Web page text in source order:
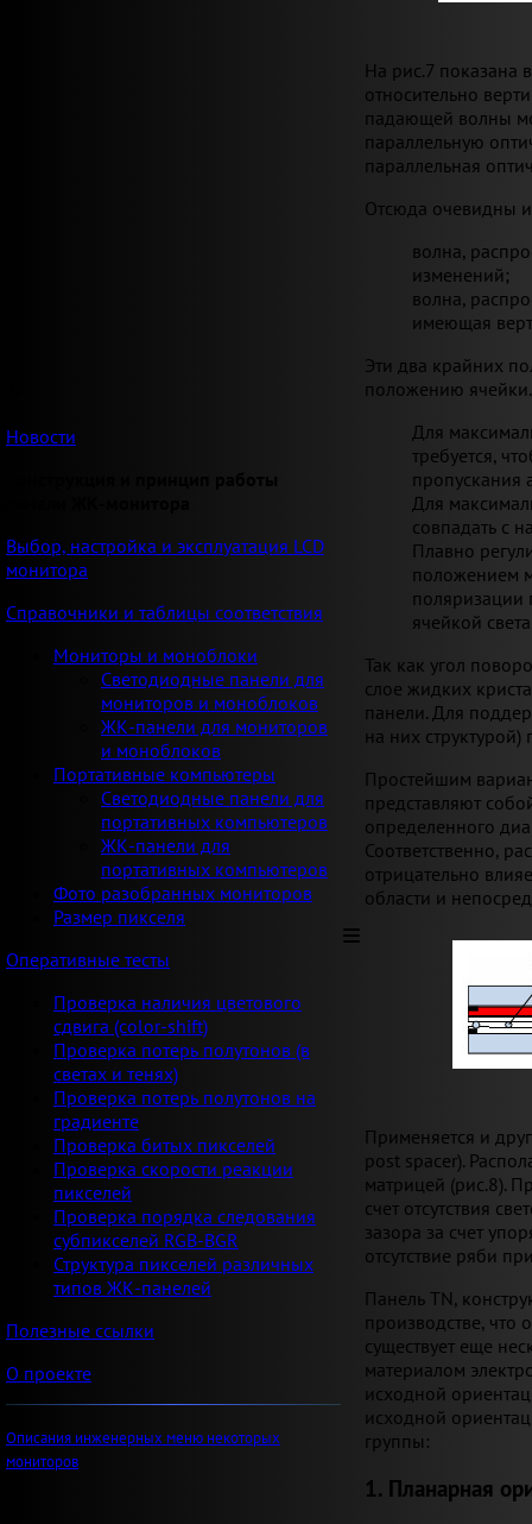
Новости
Выбор, настройка и эксплуатация LCD
монитора
Справочники и таблицы соответствия
Мониторы и моноблоки
Светодиодные панели для
мониторов и моноблоков
ЖК-панели для мониторов
и моноблоков
Портативные компьютеры
Светодиодные панели для
портативных компьютеров
ЖК-панели для
портативных компьютеров
Фото разобранных мониторов
Размер пикселя
Оперативные тесты
Проверка наличия цветового
сдвига (color-shift)
Проверка потерь полутонов (в
светах и тенях)
Проверка потерь полутонов на
градиенте
Проверка битых пикселей
Проверка скорости реакции
пикселей
Проверка порядка следования
субпикселей RGB-BGR
Структура пикселей различных
типов ЖК-панелей
Полезные ссылки
О проекте
Описания инженерных меню некоторых
мониторов
На рис.7 показана
относительно
падающей волны
параллельную
параллельная
Отсюда очевидны
волна,
изменений;
волна,
имеющая
Эти два крайних
положению
Для
требуется,
пропускания
Для
совпадать с
Плавно
положением
поляризации
ячейкой
Так как угол
слое жидких
панели. Для
на них
Простейшим
представляют
определенного
Соответственно,
отрицательно
области и
Применяется и
post spacer).
матрицей (рис.8).
счет отсутствия
зазора за счет
отсутствие ряби
Панель TN,
производстве,
существует еще
материалом
исходной
исходной
группы:
1. Планарная